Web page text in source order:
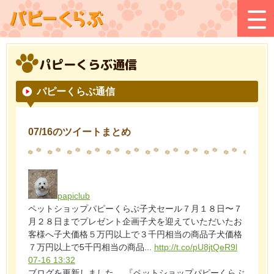
パピーくらぶ通信
パピーくらぶ通信
07/16のツイートまとめ
papiclub
ペットショップパピーくらぶ子犬セール７月１８日〜７
月２８日までプレゼント企画子犬を迎えていただいたお
客様へ子犬価格５万円以上で３千円相当の商品子犬価格
７万円以上で5千円相当の商品... http://t.co/pU8jtQeR9l
07-16 13:32